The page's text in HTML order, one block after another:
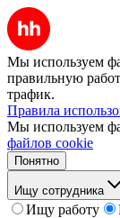
Мы используем
правильную
трафик.
Правила
Мы используем
файлов cookie
Понятно
Ищу сотрудника
Ищу работу